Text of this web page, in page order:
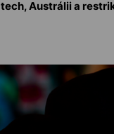
Austrálii a